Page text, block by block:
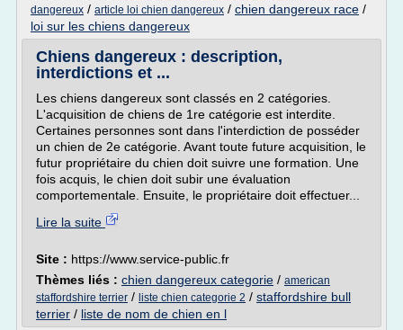
dangereux / article loi chien dangereux / chien dangereux race /
loi sur les chiens dangereux
Chiens dangereux : description,
interdictions et ...
Les chiens dangereux sont classés en 2 catégories.
L'acquisition de chiens de 1re catégorie est interdite.
Certaines personnes sont dans l'interdiction de posséder
un chien de 2e catégorie. Avant toute future acquisition, le
futur propriétaire du chien doit suivre une formation. Une
fois acquis, le chien doit subir une évaluation
comportementale. Ensuite, le propriétaire doit effectuer...
Lire la suite
Site : https://www.service-public.fr
Thèmes liés : chien dangereux categorie / american
staffordshire terrier / liste chien categorie 2 / staffordshire bull
terrier / liste de nom de chien en l